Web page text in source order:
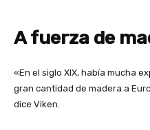
A fuerza de
«En el siglo XIX, había mucha
gran cantidad de madera a
dice Viken.